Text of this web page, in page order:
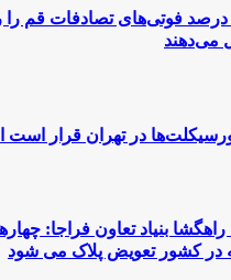
پلیس اعلام کرد: 56 درصد فوتی‌های تصادفات قم
می‌دهند
در تهران قرار است
بنیاد تعاون فراجا:
در کشور تعویض پلاک می شود